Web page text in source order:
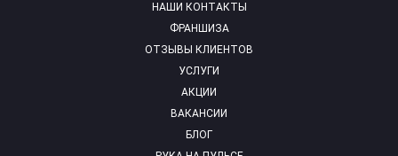
НАШИ КОНТАКТЫ
ФРАНШИЗА
ОТЗЫВЫ КЛИЕНТОВ
УСЛУГИ
АКЦИИ
ВАКАНСИИ
БЛОГ